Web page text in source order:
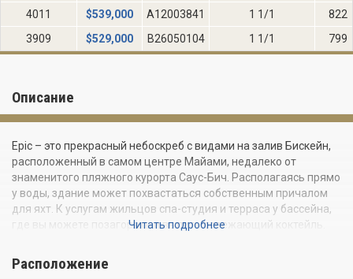
4011 $539,000 A12003841 1 1/1
822
3909
$529,000 B26050104 1 1/1 799
Описание
Epic – это прекрасный небоскреб с видами на залив Бискейн,
расположенный в самом центре Майами, недалеко от
знаменитого пляжного курорта Саус-Бич. Располагаясь прямо
у воды, здание может похвастаться собственным причалом
для яхт. К услугам жильцов спа-студия и терраса у бассейна,
где вы можете позагорать и выпить освежающий коктейль.
предусмотрены тренажерный зал, теннисный корт, поле для
гольфа и возможность отправиться на рыбалку или заняться
Читать подробнее
Расположение